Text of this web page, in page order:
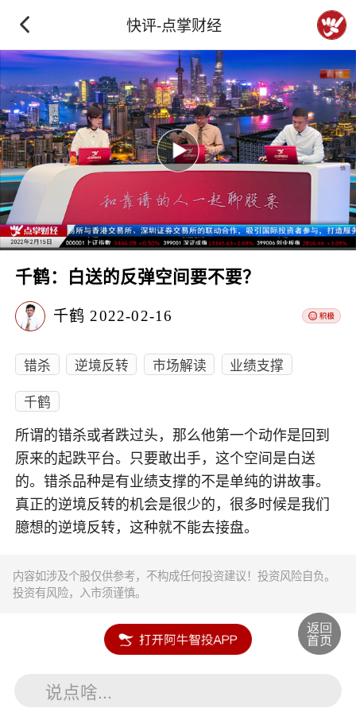
快评-点掌财经
千鹤：白送的反弹空间要不要？
千鹤 2022-02-16
错杀 逆境反转 市场解读
业绩支撑
千鹤
所谓的错杀或者跌过头，那么他第一个动作是回到
原来的起跌平台。只要敢出手，这个空间是白送
的。错杀品种是有业绩支撑的不是单纯的讲故事。
真正的逆境反转的机会是很少的，很多时候是我们
臆想的逆境反转，这种就不能去接盘。
内容如涉及个股仅供参考，不构成任何投资建议！投资风险自负。
投资有风险，入市须谨慎。
说点啥...